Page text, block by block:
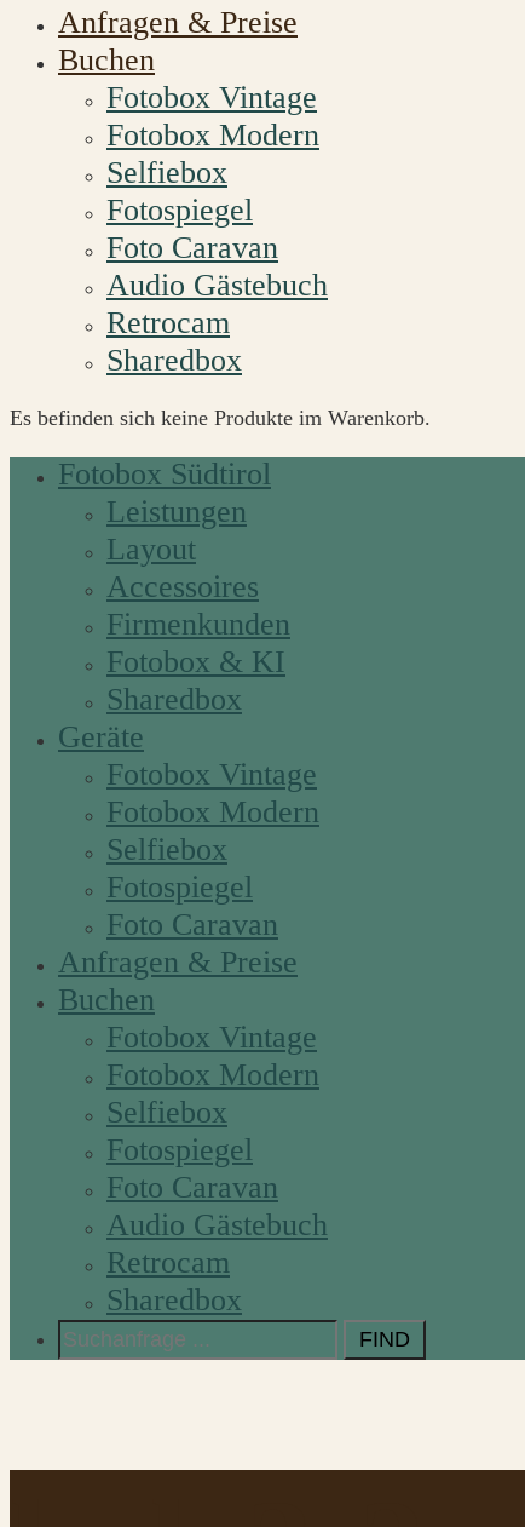
Anfragen & Preise
Buchen
Fotobox Vintage
Fotobox Modern
Selfiebox
Fotospiegel
Foto Caravan
Audio Gästebuch
Retrocam
Sharedbox
Es befinden sich keine Produkte im Warenkorb.
Fotobox Südtirol
Leistungen
Layout
Accessoires
Firmenkunden
Fotobox & KI
Sharedbox
Geräte
Fotobox Vintage
Fotobox Modern
Selfiebox
Fotospiegel
Foto Caravan
Anfragen & Preise
Buchen
Fotobox Vintage
Fotobox Modern
Selfiebox
Fotospiegel
Foto Caravan
Audio Gästebuch
Retrocam
Sharedbox
Search
for: